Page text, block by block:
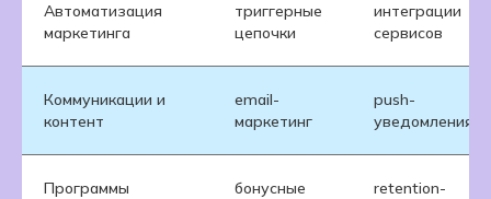
Автоматизация
маркетинга
триггерные
цепочки
интеграции
сервисов
Коммуникации и
контент
email-
маркетинг
push-
уведомления
Программы
бонусные
retention-